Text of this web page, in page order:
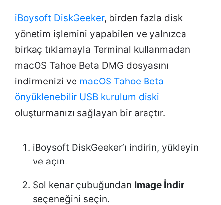
iBoysoft DiskGeeker, birden fazla disk
yönetim işlemini yapabilen ve yalnızca
birkaç tıklamayla Terminal kullanmadan
macOS Tahoe Beta DMG dosyasını
indirmenizi ve macOS Tahoe Beta
önyüklenebilir USB kurulum diski
oluşturmanızı sağlayan bir araçtır.
iBoysoft DiskGeeker’ı indirin, yükleyin
ve açın.
Sol kenar çubuğundan Image İndir
seçeneğini seçin.